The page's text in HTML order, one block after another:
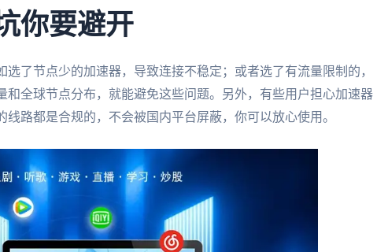
你要避开
了节点少的加速器，导致连接不稳定；或者选了有流量限制的，
和全球节点分布，就能避免这些问题。另外，有些用户担心加速器
线路都是合规的，不会被国内平台屏蔽，你可以放心使用。